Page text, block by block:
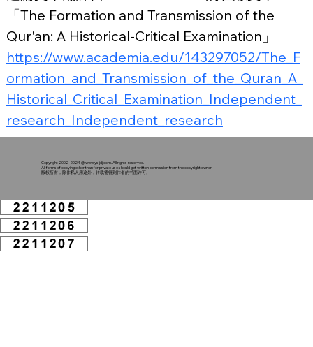
「The Formation and Transmission of the
Qur'an: A Historical-Critical Examination」
https://www.academia.edu/143297052/The_F
ormation_and_Transmission_of_the_Quran_A_
Historical_Critical_Examination_Independent_
research_Independent_research
Copyright 2002-2024 @www.ysljdj.com. All rights reserved.
All forms of copying other than for private use should get written permission from the copyright owner
版权所有，除作私人用途外，转载需得到作者的书面许可。